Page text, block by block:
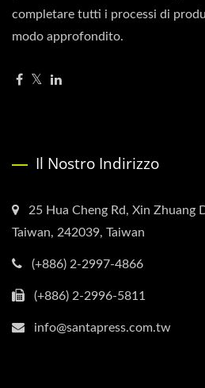
completare tutti i processi di
modo approfondito.
Il Nostro Indirizzo
25 Hua Cheng Rd, Xin Zhuang
Taiwan, 242039, Taiwan
(+886) 2-2997-4866
(+886) 2-2996-5811
info@santapress.com.tw